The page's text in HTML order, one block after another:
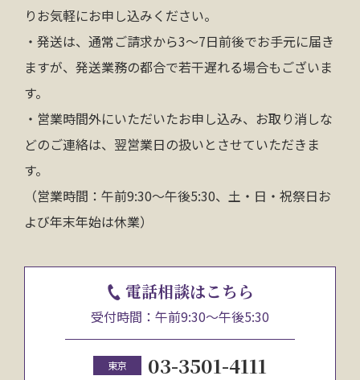
りお気軽にお申し込みください。
・発送は、通常ご請求から3～7日前後でお手元に届き
ますが、発送業務の都合で若干遅れる場合もございま
す。
・営業時間外にいただいたお申し込み、お取り消しな
どのご連絡は、翌営業日の扱いとさせていただきま
す。
（営業時間：午前9:30～午後5:30、土・日・祝祭日お
よび年末年始は休業）
電話相談はこちら
受付時間：午前9:30～午後5:30
東京 03-3501-4111